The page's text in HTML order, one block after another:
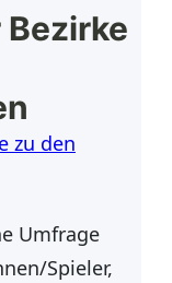
bereits
das
die Saison
Umfrage
Spieler,